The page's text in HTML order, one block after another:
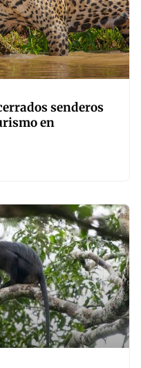
senderos
en